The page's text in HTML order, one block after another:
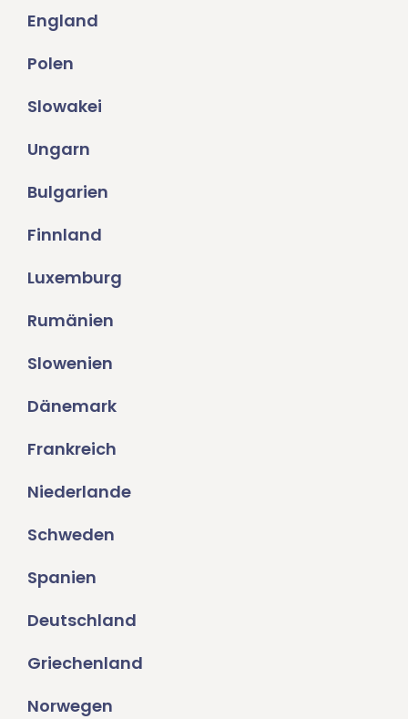
England
Polen
Slowakei
Ungarn
Bulgarien
Finnland
Luxemburg
Rumänien
Slowenien
Dänemark
Frankreich
Niederlande
Schweden
Spanien
Deutschland
Griechenland
Norwegen